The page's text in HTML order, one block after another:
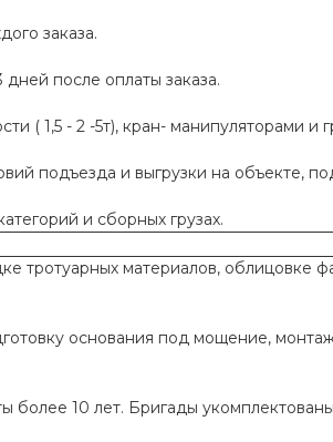
заказа.
после оплаты заказа.
( 1,5 - 2 -5т), кран- манипуляторами и
подъезда и выгрузки на объекте,
и сборных грузах.
тротуарных материалов, облицовке
основания под мощение,
10 лет. Бригады